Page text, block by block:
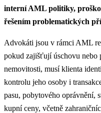
interní AML politiky,
řešením problematických
Advokáti jsou v rámci AML
pokud zajišťují úschovu nebo
nemovitosti, musí klienta
kontrolu jeho osoby i
pasu, pobytového oprávnění,
kupní ceny, včetně